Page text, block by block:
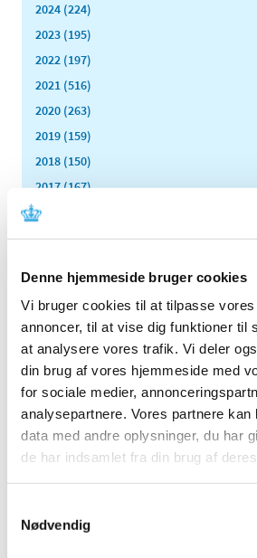
Denne hjemmeside bruger cookies
Vi bruger cookies til at tilpasse vores
annoncer, til at vise dig funktioner til
at analysere vores trafik. Vi deler
din brug af vores hjemmeside med
for sociale medier,
analysepartnere. Vores partnere kan
data med andre oplysninger, du har
de har indsamlet fra din brug af
Nødvendig
2024 (224)
2023 (195)
2022 (197)
2021 (516)
2020 (263)
2019 (159)
2018 (150)
2017 (167)
2016 (167)
2015 (33)
november (4)
oktober (2)
september (3)
august (2)
juni (9)
maj (2)
marts (2)
februar (2)
2013 (49)